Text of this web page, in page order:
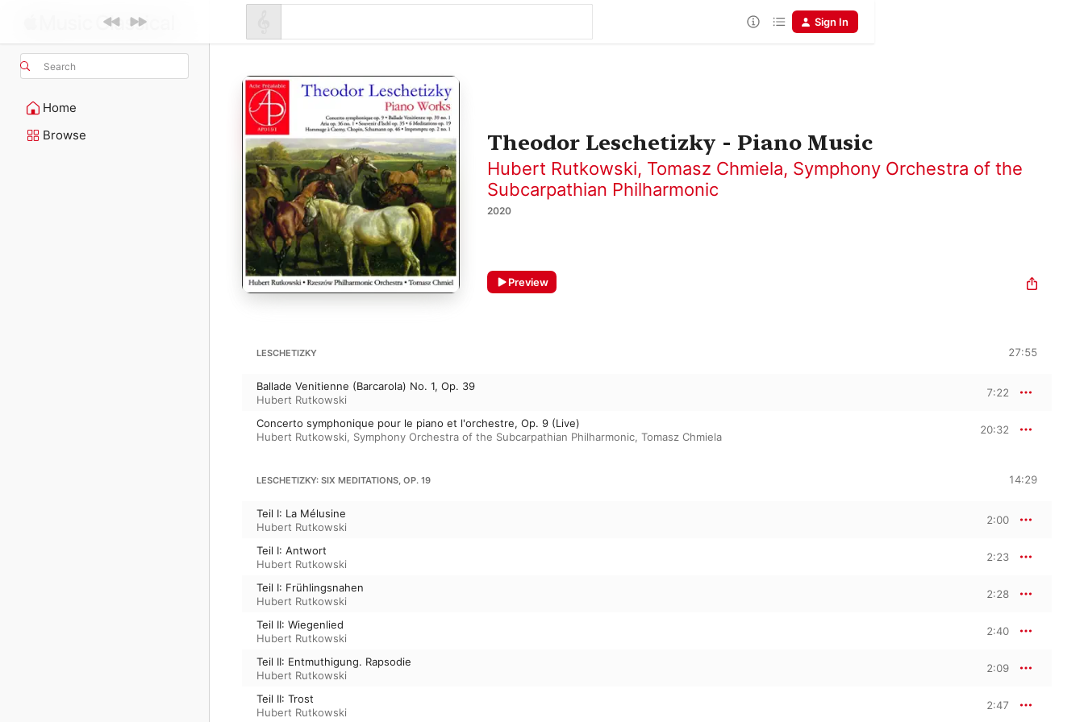
Search
Home
Browse
Sign In
Theodor Leschetizky - Piano Music
Hubert Rutkowski, Tomasz Chmiela, Symphony Orchestra of the
Subcarpathian Philharmonic
2020
Preview
LESCHETIZKY 27:55
Ballade Venitienne (Barcarola) No. 1, Op. 39
Hubert Rutkowski
7:22
Concerto symphonique pour le piano et l'orchestre, Op. 9 (Live)
Hubert Rutkowski, Symphony Orchestra of the Subcarpathian Philharmonic, Tomasz Chmiela
20:32
LESCHETIZKY: SIX MEDITATIONS, OP. 19 14:29
Teil I: La Mélusine
Hubert Rutkowski
2:00
Teil I: Antwort
Hubert Rutkowski
2:23
Teil I: Frühlingsnahen
Hubert Rutkowski
2:28
Teil II: Wiegenlied
Hubert Rutkowski
2:40
Teil II: Entmuthigung. Rapsodie
Hubert Rutkowski
2:09
Teil II: Trost
Hubert Rutkowski
2:47